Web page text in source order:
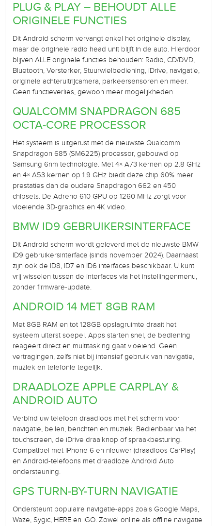
PLUG & PLAY – BEHOUDT ALLE
ORIGINELE FUNCTIES
Dit Android scherm vervangt enkel het originele display,
maar de originele radio head unit blijft in de auto. Hierdoor
blijven ALLE originele functies behouden: Radio, CD/DVD,
Bluetooth, Versterker, Stuurwielbediening, iDrive, navigatie,
originele achteruitrijcamera, parkeersensoren en meer.
Geen functieverlies, gewoon meer mogelijkheden.
QUALCOMM SNAPDRAGON 685
OCTA-CORE PROCESSOR
Het systeem is uitgerust met de nieuwste Qualcomm
Snapdragon 685 (SM6225) processor, gebouwd op
Samsung 6nm technologie. Met 4× A73 kernen op 2.8 GHz
en 4× A53 kernen op 1.9 GHz biedt deze chip 60% meer
prestaties dan de oudere Snapdragon 662 en 450
chipsets. De Adreno 610 GPU op 1260 MHz zorgt voor
vloeiende 3D-graphics en 4K video.
BMW ID9 GEBRUIKERSINTERFACE
Dit Android scherm wordt geleverd met de nieuwste BMW
ID9 gebruikersinterface (sinds november 2024). Daarnaast
zijn ook de ID8, ID7 en ID6 interfaces beschikbaar. U kunt
vrij wisselen tussen de interfaces via het instellingenmenu,
zonder firmware-update.
ANDROID 14 MET 8GB RAM
Met 8GB RAM en tot 128GB opslagruimte draait het
systeem uiterst soepel. Apps starten snel, de bediening
reageert direct en multitasking gaat vloeiend. Geen
vertragingen, zelfs niet bij intensief gebruik van navigatie,
muziek en telefonie tegelijk.
DRAADLOZE APPLE CARPLAY &
ANDROID AUTO
Verbind uw telefoon draadloos met het scherm voor
navigatie, bellen, berichten en muziek. Bedienbaar via het
touchscreen, de iDrive draaiknop of spraakbesturing.
Compatibel met iPhone 6 en nieuwer (draadloos CarPlay)
en Android-telefoons met draadloze Android Auto
ondersteuning.
GPS TURN-BY-TURN NAVIGATIE
Ondersteunt populaire navigatie-apps zoals Google Maps,
Waze, Sygic, HERE en iGO. Zowel online als offline navigatie